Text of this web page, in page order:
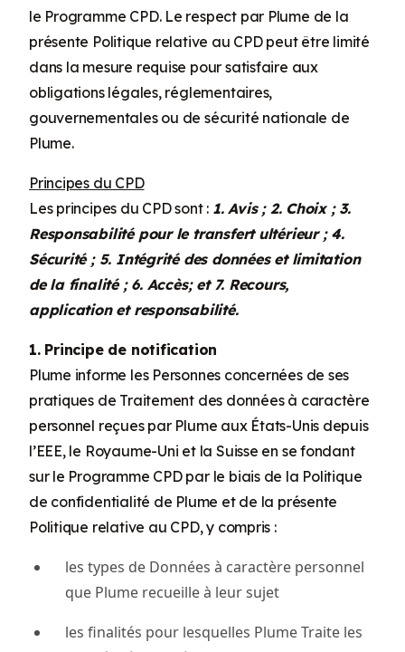
le Programme CPD. Le respect par Plume de la
présente Politique relative au CPD peut être limité
dans la mesure requise pour satisfaire aux
obligations légales, réglementaires,
gouvernementales ou de sécurité nationale de
Plume.
Principes du CPD
Les principes du CPD sont : 1. Avis ; 2. Choix ; 3.
Responsabilité pour le transfert ultérieur ; 4.
Sécurité ; 5. Intégrité des données et limitation
de la finalité ; 6. Accès; et 7. Recours,
application et responsabilité.
1. Principe de notification
Plume informe les Personnes concernées de ses
pratiques de Traitement des données à caractère
personnel reçues par Plume aux États-Unis depuis
l’EEE, le Royaume-Uni et la Suisse en se fondant
sur le Programme CPD par le biais de la Politique
de confidentialité de Plume et de la présente
Politique relative au CPD, y compris :
les types de Données à caractère personnel
que Plume recueille à leur sujet
les finalités pour lesquelles Plume Traite les